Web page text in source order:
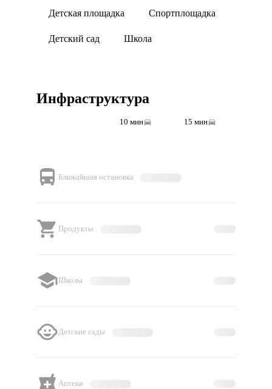
Детская площадка Спортплощадка
Детский сад Школа
Инфраструктура
10 мин 15 мин
Ближайшая остановка
Продукты
Школы
Детские сады
Аптеки